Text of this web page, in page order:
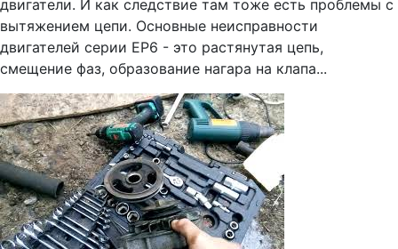
двигатели. И как следствие там тоже есть проблемы с
вытяжением цепи. Основные неисправности
двигателей серии EP6 - это растянутая цепь,
смещение фаз, образование нагара на клапа...